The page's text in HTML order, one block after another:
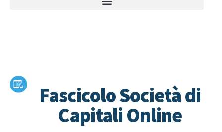
Fascicolo Società di
Capitali Online